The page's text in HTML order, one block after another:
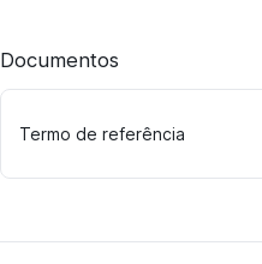
Documentos
Termo de referência